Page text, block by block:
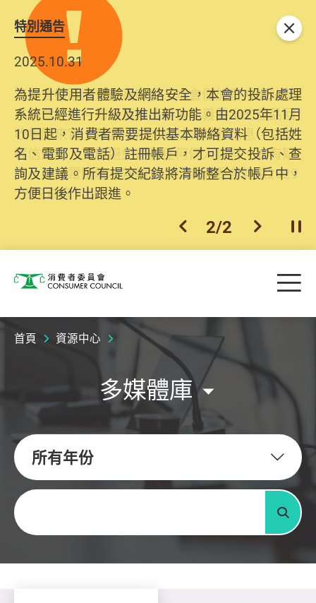
特別通告
2025.10.31
為提升使用者體驗及網絡安全，本會的投訴處理
系統已經進行升級及推出新功能。由2025年11月
10日起，消費者需要提供基本聯絡資料（包括姓
名、電郵及電話）註冊帳戶，才可提交投訴、查
詢及建議。所有提交紀錄將清晰整合於帳戶中，
方便日後作出跟進。
上一個
2/2 下一個開
關閉
消費者委員會 目
首頁 資源中心
多媒體庫
所有年份
關鍵字
搜尋